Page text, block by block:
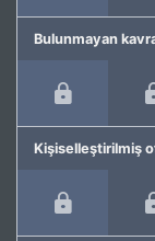
Bulunmayan
Kişiselleştirilmiş